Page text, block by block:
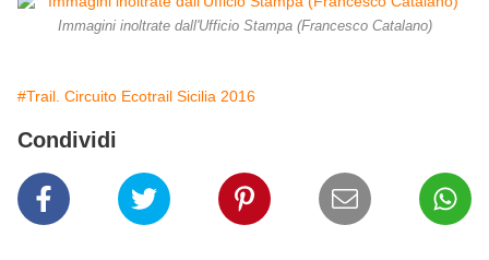
Immagini inoltrate dall'Ufficio Stampa (Francesco Catalano)
#Trail. Circuito Ecotrail Sicilia 2016
Condividi